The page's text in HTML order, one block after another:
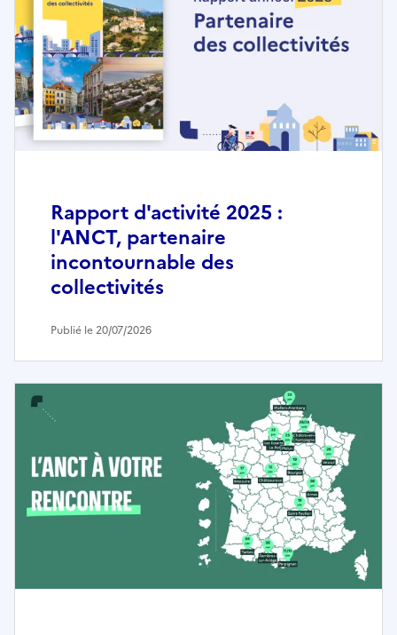
Rapport d'activité 2025 :
l'ANCT, partenaire
incontournable des
collectivités
Publié le 20/07/2026